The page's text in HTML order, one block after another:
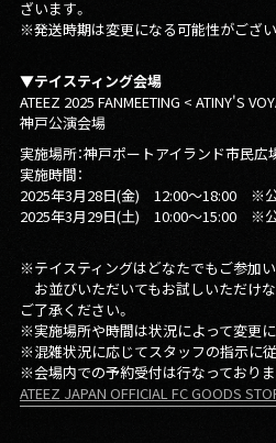
ざいます。
※発送時期は変更になる可能性がござい
▼テイスティング会場
ATEEZ 2025 FANMEETING < ATINY'S
神戸公演会場
実施場所：神戸ポートアイランド市民広
実施時間：
2025年3⽉28⽇(⾦) 12:00〜18:00 ※
2025年3⽉29⽇(⼟) 10:00〜15:00 ※
※テイスティングはどなたでもご参加い
お並びいただいてもお試しいただけ
ご了承ください。
※実施場所や時間は状況によって変更
※混雑状況に応じてスタッフの指示に従
※会場内での予約受付は行なっており
ATEEZ JAPAN OFFICIAL FC GOODS